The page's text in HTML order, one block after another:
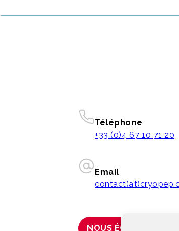
Téléphone
+33 (0)4 67 10 71 20
Email
NOUS ÉCRIRE